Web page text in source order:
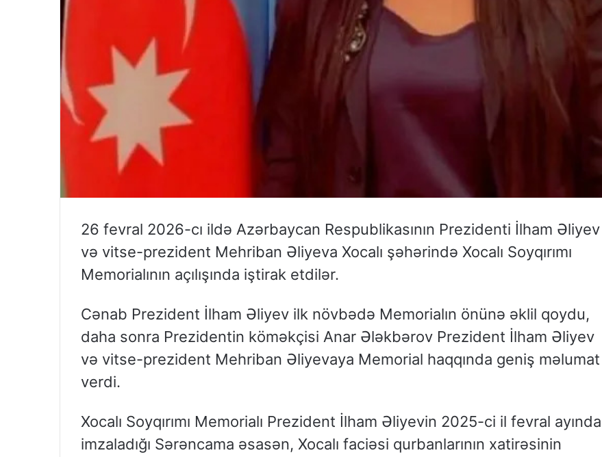
26 fevral 2026-cı ildə Azərbaycan Respublikasının Prezidenti İlham Əliyev
və vitse-prezident Mehriban Əliyeva Xocalı şəhərində Xocalı Soyqırımı
Memorialının açılışında iştirak etdilər.
Cənab Prezident İlham Əliyev ilk növbədə Memorialın önünə əklil qoydu,
daha sonra Prezidentin köməkçisi Anar Ələkbərov Prezident İlham Əliyev
və vitse-prezident Mehriban Əliyevaya Memorial haqqında geniş məlumat
verdi.
Xocalı Soyqırımı Memorialı Prezident İlham Əliyevin 2025-ci il fevral ayında
imzaladığı Sərəncama əsasən, Xocalı faciəsi qurbanlarının xatirəsinin